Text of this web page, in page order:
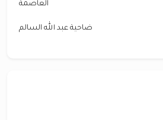
العاصمة
ضاحية عبد الله السالم